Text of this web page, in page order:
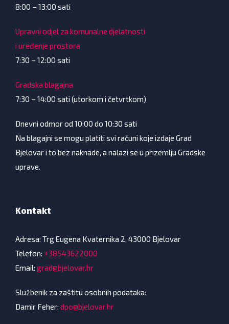
8:00 – 13:00 sati
Upravni odjel za komunalne djelatnosti
i uređenje prostora
7:30 – 12:00 sati
Gradska blagajna
7:30 – 14:00 sati (utorkom i četvrtkom)
Dnevni odmor od 10:00 do 10:30 sati
Na blagajni se mogu platiti svi računi koje izdaje Grad
Bjelovar i to bez naknade, a nalazi se u prizemlju Gradske
uprave.
Kontakt
Adresa: Trg Eugena Kvaternika 2, 43000 Bjelovar
Telefon: +38543622000
Email: grad@bjelovar.hr
Službenik za zaštitu osobnih podataka:
Damir Feher: dpo@bjelovar.hr